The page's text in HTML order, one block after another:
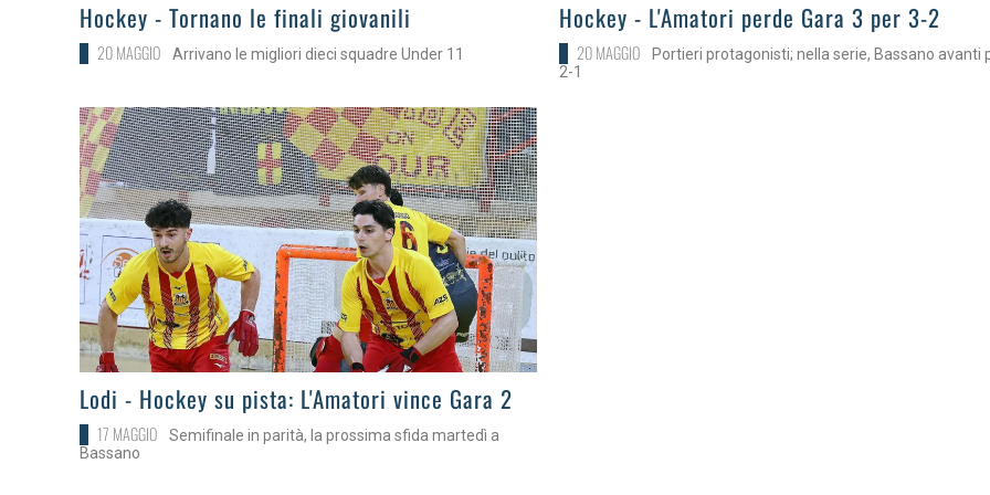
>Hockey - Tornano le finali giovanili
20 MAGGIO Arrivano le migliori dieci squadre Under 11
>
Hockey - L'Amatori perde Gara 3 per 3-2
20 MAGGIO
Portieri protagonisti; nella serie, Bassano avanti
2-1
>Lodi - Hockey su pista: L'Amatori vince Gara 2
17 MAGGIO
Semifinale in parità, la prossima sfida martedì a
Bassano